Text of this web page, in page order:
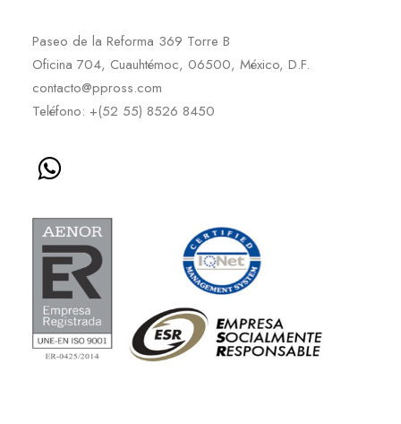
Paseo de la Reforma 369 Torre B
Oficina 704, Cuauhtémoc, 06500, México, D.F.
contacto@ppross.com
Teléfono: +(52 55) 8526 8450